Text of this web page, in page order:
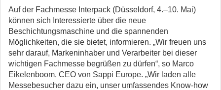
Auf der Fachmesse Interpack (Düsseldorf, 4.–10. Mai)
können sich Interessierte über die neue
Beschichtungsmaschine und die spannenden
Möglichkeiten, die sie bietet, informieren. „Wir freuen uns
sehr darauf, Markeninhaber und Verarbeiter bei dieser
wichtigen Fachmesse begrüßen zu dürfen“, so Marco
Eikelenboom, CEO von Sappi Europe. „Wir laden alle
Messebesucher dazu ein, unser umfassendes Know-how